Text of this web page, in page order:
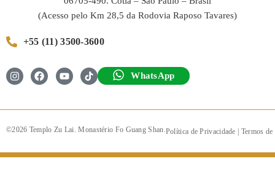
(Acesso pelo Km 28,5 da Rodovia Raposo Tavares)
+55 (11) 3500-3600
WhatsApp
©2026 Templo Zu Lai. Monastério Fo Guang Shan. Política de Privacidade | Termos